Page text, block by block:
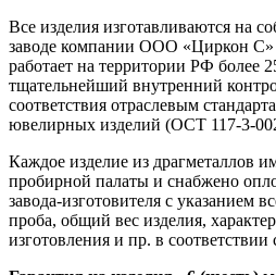
Все изделия изготавливаются на
заводе компании ООО «Циркон
работает на территории РФ более
тщательнейший внутренний
соответствия отраслевым
ювелирных изделий (ОСТ 117-3-
Каждое изделие из драгметаллов
пробирной палаты и снабжено
завода-изготовителя с указанием
проба, общий вес изделия,
изготовления и пр. в